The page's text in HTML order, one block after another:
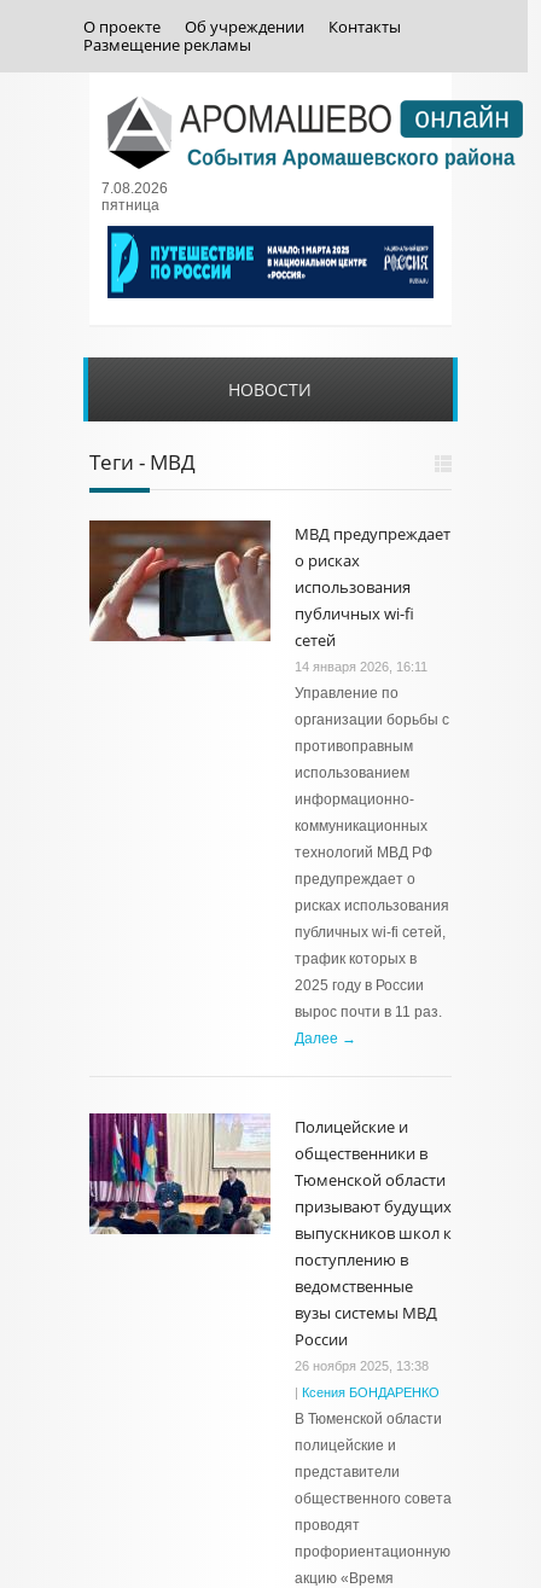
О проекте Об учреждении
Контакты
Размещение рекламы
7.08.2026
пятница
НОВОСТИ
Теги - МВД
МВД предупреждает
о рисках
использования
публичных wi-fi
сетей
14 января 2026, 16:11
Управление по
организации борьбы с
противоправным
использованием
информационно-
коммуникационных
технологий МВД РФ
предупреждает о
рисках использования
публичных wi-fi сетей,
трафик которых в
2025 году в России
вырос почти в 11 раз.
Далее →
Полицейские и
общественники в
Тюменской области
призывают будущих
выпускников школ к
поступлению в
ведомственные
вузы системы МВД
России
26 ноября 2025, 13:38
| Ксения БОНДАРЕНКО
В Тюменской области
полицейские и
представители
общественного совета
проводят
профориентационную
акцию «Время